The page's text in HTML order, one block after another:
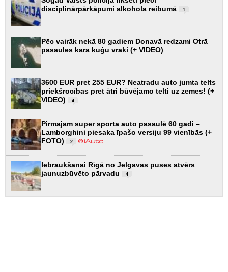
disciplinārpārkāpumi alkohola reibumā
1
Pēc vairāk nekā 80 gadiem Donavā redzami Otrā
pasaules kara kuģu vraki (+ VIDEO)
3600 EUR pret 255 EUR? Neatradu auto jumta telts
priekšrocības pret ātri būvējamo telti uz zemes! (+
VIDEO)
4
Pirmajam super sporta auto pasaulē 60 gadi –
Lamborghini piesaka īpašo versiju 99 vienībās (+
FOTO)
2
Iebraukšanai Rīgā no Jelgavas puses atvērs
jaunuzbūvēto pārvadu
4